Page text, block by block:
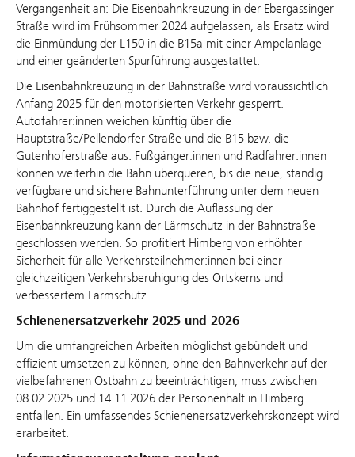
Vergangenheit an: Die Eisenbahnkreuzung in der Ebergassinger
Straße wird im Frühsommer 2024 aufgelassen, als Ersatz wird
die Einmündung der L150 in die B15a mit einer Ampelanlage
und einer geänderten Spurführung ausgestattet.
Die Eisenbahnkreuzung in der Bahnstraße wird voraussichtlich
Anfang 2025 für den motorisierten Verkehr gesperrt.
Autofahrer:innen weichen künftig über die
Hauptstraße/Pellendorfer Straße und die B15 bzw. die
Gutenhoferstraße aus. Fußgänger:innen und Radfahrer:innen
können weiterhin die Bahn überqueren, bis die neue, ständig
verfügbare und sichere Bahnunterführung unter dem neuen
Bahnhof fertiggestellt ist. Durch die Auflassung der
Eisenbahnkreuzung kann der Lärmschutz in der Bahnstraße
geschlossen werden. So profitiert Himberg von erhöhter
Sicherheit für alle Verkehrsteilnehmer:innen bei einer
gleichzeitigen Verkehrsberuhigung des Ortskerns und
verbessertem Lärmschutz.
Schienenersatzverkehr 2025 und 2026
Um die umfangreichen Arbeiten möglichst gebündelt und
effizient umsetzen zu können, ohne den Bahnverkehr auf der
vielbefahrenen Ostbahn zu beeinträchtigen, muss zwischen
08.02.2025 und 14.11.2026 der Personenhalt in Himberg
entfallen. Ein umfassendes Schienenersatzverkehrskonzept wird
erarbeitet.